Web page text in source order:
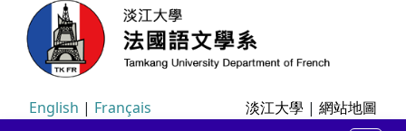
English | Français 淡江大學 | 網站地圖